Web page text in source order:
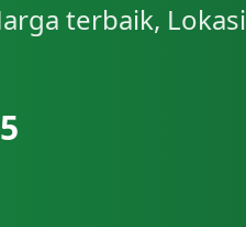
terbaik, Lokasi